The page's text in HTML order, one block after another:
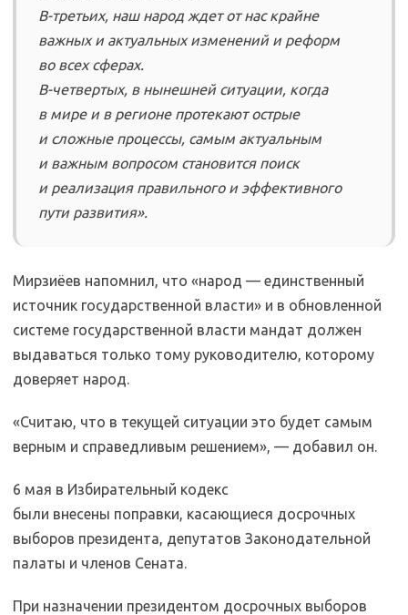
В-третьих, наш народ ждет от нас крайне
важных и актуальных изменений и реформ
во всех сферах.
В-четвертых, в нынешней ситуации, когда
в мире и в регионе протекают острые
и сложные процессы, самым актуальным
и важным вопросом становится поиск
и реализация правильного и эффективного
пути развития».
Мирзиёев напомнил, что «народ — единственный
источник государственной власти» и в обновленной
системе государственной власти мандат должен
выдаваться только тому руководителю, которому
доверяет народ.
«Считаю, что в текущей ситуации это будет самым
верным и справедливым решением», — добавил он.
6 мая в Избирательный кодекс
были внесены поправки, касающиеся досрочных
выборов президента, депутатов Законодательной
палаты и членов Сената.
При назначении президентом досрочных выборов